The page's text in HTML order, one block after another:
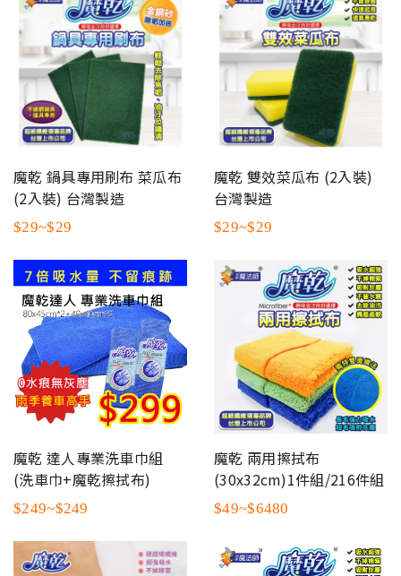
魔乾 鍋具專用刷布 菜瓜布
(2入裝) 台灣製造
$29~$29
魔乾 雙效菜瓜布 (2入裝)
台灣製造
$29~$29
魔乾 達人專業洗車巾組
(洗車巾+魔乾擦拭布)
$249~$249
魔乾 兩用擦拭布
(30x32cm)1件組/216件組
$49~$6480